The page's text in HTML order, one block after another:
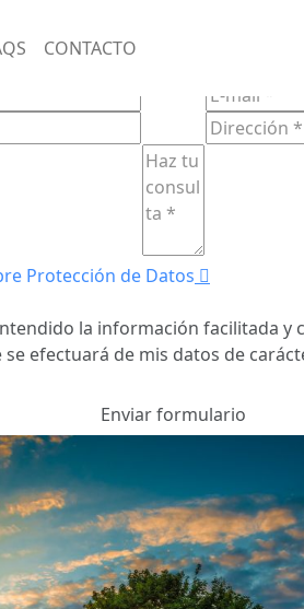
CONTACTO
SERVICIOS FUNERARIOS 24 HORAS
Protección de Datos
la información facilitada y
efectuará de mis datos de